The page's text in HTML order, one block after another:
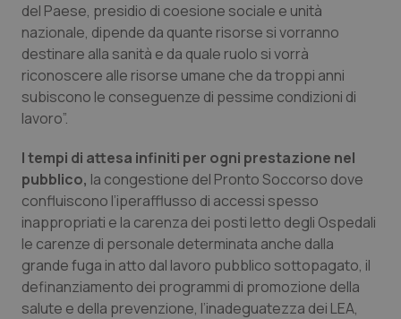
Valle D’Aosta
Veneto
Oncodermatologia
Oncoematologia
Oncologia & Nutrizione
Psoriasi & pelle
Quotidiano Cardiologia
Quotidiano Chirurgia
Quotidiano Oncologia
del Paese, presidio di coesione sociale e unità
nazionale, dipende da quante risorse si vorranno
destinare alla sanità e da quale ruolo si vorrà
riconoscere alle risorse umane che da troppi anni
subiscono le conseguenze di pessime condizioni di
lavoro”.
I tempi di attesa infiniti per ogni prestazione nel
pubblico, la congestione del Pronto Soccorso dove
confluiscono l’iperafflusso di accessi spesso
inappropriati e la carenza dei posti letto degli Ospedali
le carenze di personale determinata anche dalla
grande fuga in atto dal lavoro pubblico sottopagato, il
definanziamento dei programmi di promozione della
salute e della prevenzione, l’inadeguatezza dei LEA,